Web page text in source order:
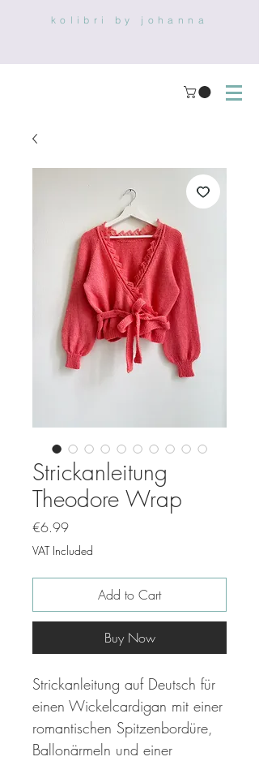
kolibri by johanna
Strickanleitung
Theodore Wrap
€6.99Price
VAT Included
Add to Cart
Buy Now
Strickanleitung auf Deutsch für
einen Wickelcardigan mit einer
romantischen Spitzenbordüre,
Ballonärmeln und einer